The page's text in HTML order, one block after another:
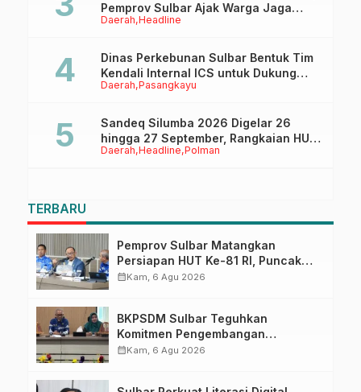
Daerah Headline
Pemprov Sulbar Ajak Warga Jaga
Ruang Digital
Daerah Pasangkayu
Dinas Perkebunan Sulbar Bentuk Tim
Kendali Internal ICS untuk Dukung
Sertifikasi ISPO Pekebun di
Daerah Headline Polman
Sandeq Silumba 2026 Digelar 26
hingga 27 September, Rangkaian HUT
Sulbar
TERBARU
Pemprov Sulbar Matangkan
Persiapan HUT Ke-81 RI, Puncak
Upacara di Lapangan Ahmad
calendar_monthKam, 6 Agu 2026
BKPSDM Sulbar Teguhkan
Komitmen Pengembangan
Kompetensi ASN melalui
calendar_monthKam, 6 Agu 2026